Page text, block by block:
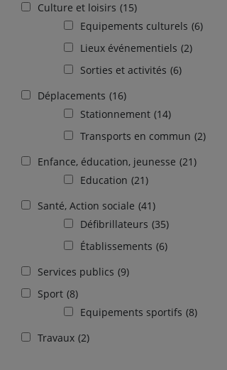
Culture et loisirs (15)
Equipements culturels (6)
Lieux événementiels (2)
Sorties et activités (6)
Déplacements (16)
Stationnement (14)
Transports en commun (2)
Enfance, éducation, jeunesse (21)
Education (21)
Santé, Action sociale (41)
Défibrillateurs (35)
Établissements (6)
Services publics (9)
Sport (8)
Equipements sportifs (8)
Travaux (2)